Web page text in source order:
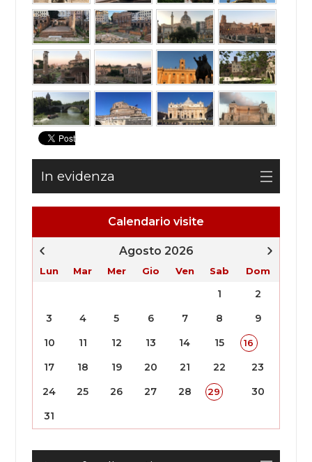
Calendario visite
Agosto 2026
Lun Mar Mer Gio Ven Sab Dom
1
2
3
4 5 6 7 8
9
10
11 12 13 14 15 16
17 18 19 20 21 22
23
24
25 26 27 28 29
30
31
In evidenza